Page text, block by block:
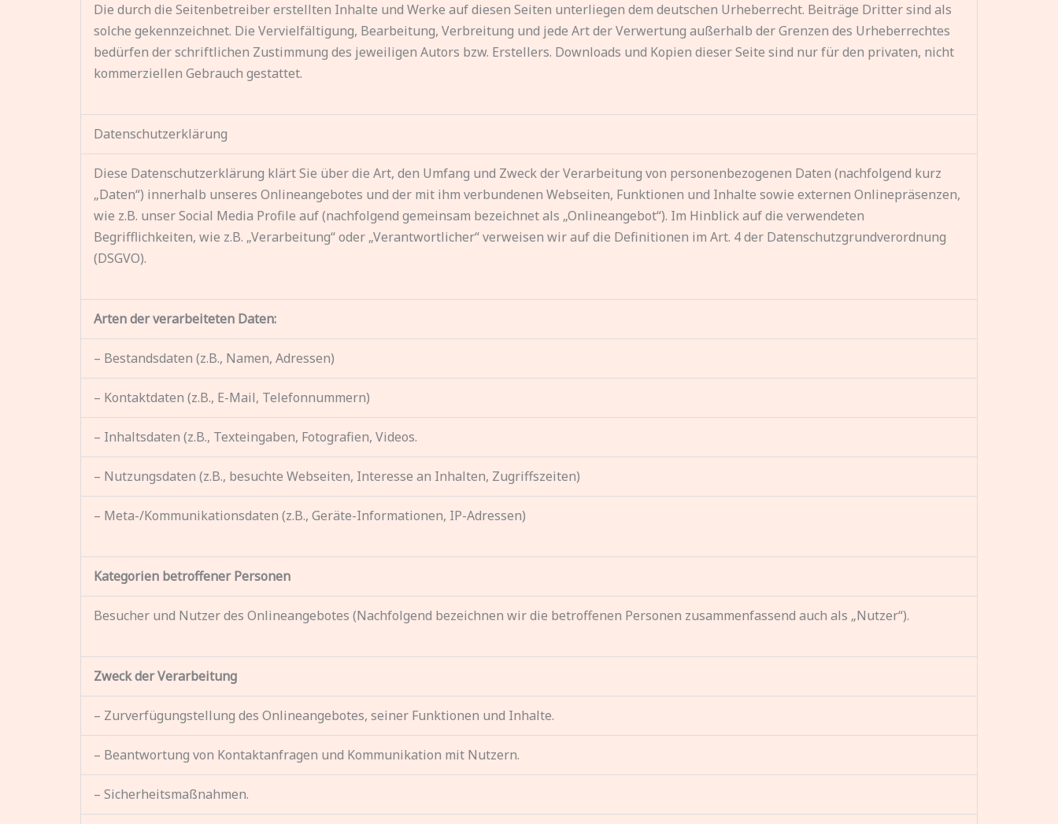
Die durch die Seitenbetreiber erstellten Inhalte und Werke auf diesen Seiten unterliegen dem deutschen Urheberrecht. Beiträge Dritter sind als
solche gekennzeichnet. Die Vervielfältigung, Bearbeitung, Verbreitung und jede Art der Verwertung außerhalb der Grenzen des Urheberrechtes
bedürfen der schriftlichen Zustimmung des jeweiligen Autors bzw. Erstellers. Downloads und Kopien dieser Seite sind nur für den privaten, nicht
kommerziellen Gebrauch gestattet.
Datenschutzerklärung
Diese Datenschutzerklärung klärt Sie über die Art, den Umfang und Zweck der Verarbeitung von personenbezogenen Daten (nachfolgend kurz
„Daten“) innerhalb unseres Onlineangebotes und der mit ihm verbundenen Webseiten, Funktionen und Inhalte sowie externen Onlinepräsenzen,
wie z.B. unser Social Media Profile auf (nachfolgend gemeinsam bezeichnet als „Onlineangebot“). Im Hinblick auf die verwendeten
Begrifflichkeiten, wie z.B. „Verarbeitung“ oder „Verantwortlicher“ verweisen wir auf die Definitionen im Art. 4 der Datenschutzgrundverordnung
(DSGVO).
Arten der verarbeiteten Daten:
– Bestandsdaten (z.B., Namen, Adressen)
– Kontaktdaten (z.B., E-Mail, Telefonnummern)
– Inhaltsdaten (z.B., Texteingaben, Fotografien, Videos.
– Nutzungsdaten (z.B., besuchte Webseiten, Interesse an Inhalten, Zugriffszeiten)
– Meta-/Kommunikationsdaten (z.B., Geräte-Informationen, IP-Adressen)
Kategorien betroffener Personen
Besucher und Nutzer des Onlineangebotes (Nachfolgend bezeichnen wir die betroffenen Personen zusammenfassend auch als „Nutzer“).
Zweck der Verarbeitung
– Zurverfügungstellung des Onlineangebotes, seiner Funktionen und Inhalte.
– Beantwortung von Kontaktanfragen und Kommunikation mit Nutzern.
– Sicherheitsmaßnahmen.